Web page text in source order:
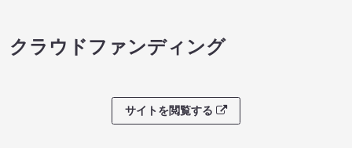
クラウドファンディング
サイトを閲覧する